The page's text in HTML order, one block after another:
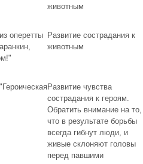
животным
оперетты
Развитие сострадания к
животным
Развитие чувства
сострадания к героям.
Обратить внимание на то,
что в результате борьбы
всегда гибнут люди, и
живые склоняют головы
перед павшими